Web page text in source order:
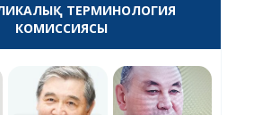
ТЕРМИНОЛОГИЯ
КОМИССИЯСЫ